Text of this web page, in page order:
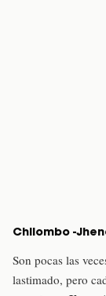
Chilombo -
Son pocas las
lastimado, pero